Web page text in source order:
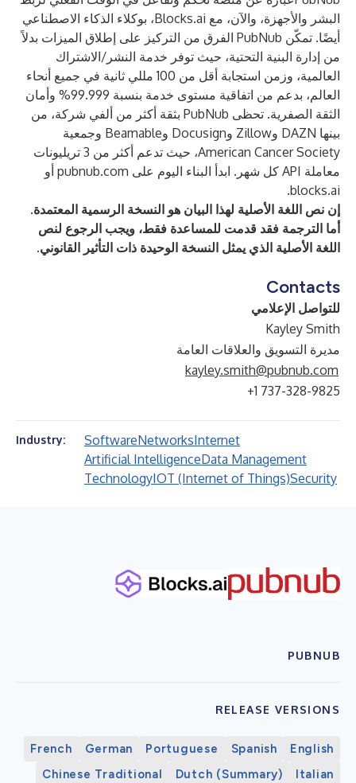
البشر والأجهزة، والآن، مع Blocks.ai، بوكلاء الذكاء الاصطناعي
أيضًا. تمكّن PubNub الفرق من التركيز على إطلاق الميزات بدلاً
من إدارة البنية التحتية، حيث توفر خدمة النشر/الاشتراك
العالمية، وزمن استجابة أقل من 100 مللي ثانية في جميع أنحاء
العالم، بدعم من اتفاقية مستوى خدمة بنسبة 99.999% وأمان
الثقة الصفرية. تحظى PubNub بثقة أكثر من ألفي شركة، من
بينها DAZN وZillow وDocusign وBeamable وجمعية
American Cancer Society، حيث تدعم أكثر من 3 تريليونات
معاملة API كل شهر. ابدأ البناء اليوم على
pubnub.com أو
blocks.ai
.
إن نص اللغة الأصلية لهذا البيان هو النسخة الرسمية المعتمدة.
أما الترجمة فقد قدمت للمساعدة فقط، ويجب الرجوع لنص
اللغة الأصلية الذي يمثل النسخة الوحيدة ذات التأثير القانوني.
Contacts
للتواصل الإعلامي
Kayley Smith
مديرة التسويق والعلاقات العامة
kayley.smith@pubnub.com
+1 737-328-9825
Industry: SoftwareNetworksInternet
Artificial IntelligenceData Management
TechnologyIOT (Internet of Things)Security
PUBNUB
RELEASE VERSIONS
English
Spanish
Portuguese
German
French
Italian
Dutch (Summary)
Chinese Traditional